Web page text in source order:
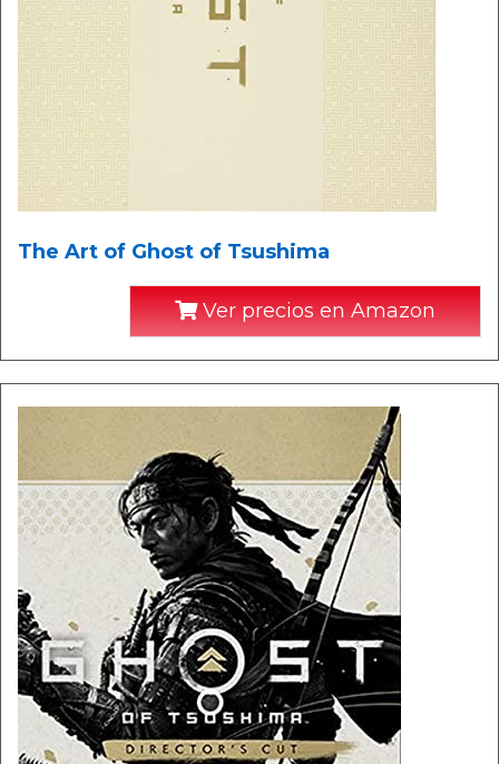
The Art of Ghost of Tsushima
Ver precios en Amazon